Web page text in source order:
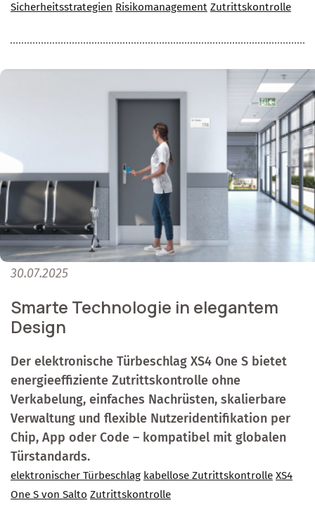
Sicherheitsstrategien Risikomanagement Zutrittskontrolle
30.07.2025
Smarte Technologie in elegantem
Design
Der elektronische Türbeschlag XS4 One S bietet
energieeffiziente Zutrittskontrolle ohne
Verkabelung, einfaches Nachrüsten, skalierbare
Verwaltung und flexible Nutzeridentifikation per
Chip, App oder Code – kompatibel mit globalen
Türstandards.
elektronischer Türbeschlag kabellose Zutrittskontrolle XS4
One S von Salto Zutrittskontrolle